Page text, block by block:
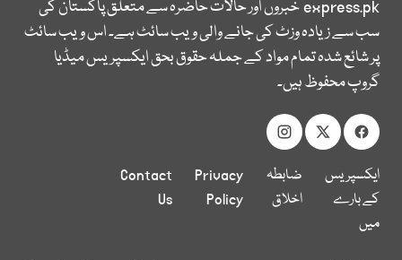
express.pkخبروں اور حالات حاضرہ سے متعلق پاکستان کی
سب سے زیادہ وزٹ کی جانے والی ویب سائٹ ہے۔ اس ویب سائٹ
پر شائع شدہ تمام مواد کے جملہ حقوق بحق ایکسپریس میڈیا
گروپ محفوظ ہیں۔
ایکسپریس
کے بارے
میں
ضابطہ
اخلاق
Privacy
Policy
Contact
Us